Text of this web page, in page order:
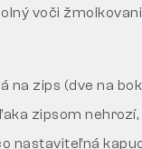
voči
na zips (dve na
zipsom
nastaviteľná